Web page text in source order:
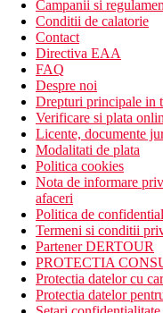
cinema
escape room
sala de fitness
club pentru copii
organizari
sala de
WiFi
parcare
Descrierea plajei
200 metrii de
plaja cu nisip fin
Activitati sportive
piscina
aqua park
loc de joaca
darts
biliard
Campanii si
Conditii de calatorie
Contact
Directiva EAA
FAQ
Despre noi
Drepturi principale in
Verificare si plata
Licente, documente
Modalitati de plata
Politica cookies
Nota de informare
afaceri
Politica de
Termeni si conditii
Partener DERTOUR
PROTECTIA
Protectia datelor cu
Protectia datelor